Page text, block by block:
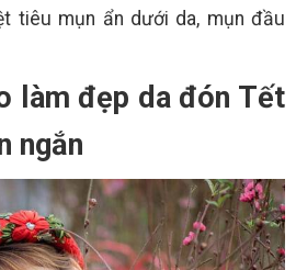
tiêu mụn ẩn dưới da, mụn đầu
làm đẹp da đón Tết
ngắn